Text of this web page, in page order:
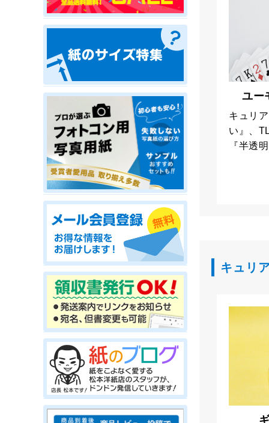
ユー
キュリ
い』、
『半透
キュリ